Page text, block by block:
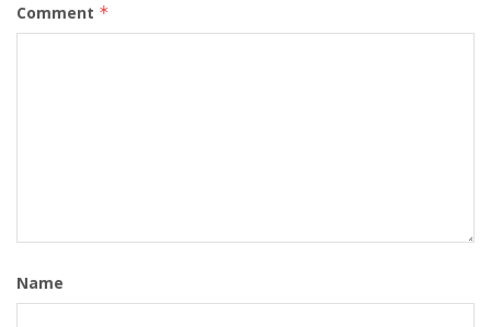
Comment *
Name